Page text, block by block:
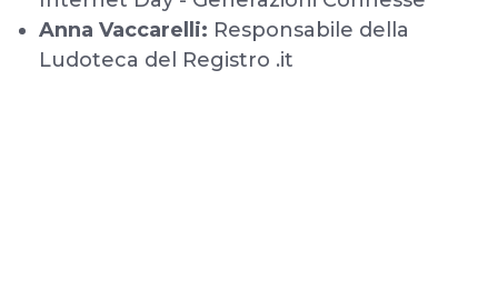
Anna Vaccarelli: Responsabile della
Ludoteca del Registro .it